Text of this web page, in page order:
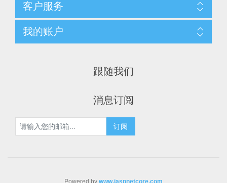
客户服务
我的账户
跟随我们
消息订阅
Powered by www.iaspnetcore.com